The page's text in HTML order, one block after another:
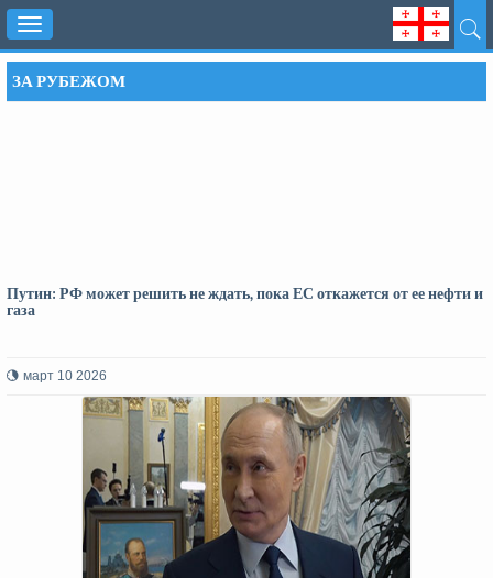
Toggle
navigation
ЗА РУБЕЖОМ
Путин: РФ может решить не ждать, пока ЕС откажется от ее нефти и
газа
март 10 2026